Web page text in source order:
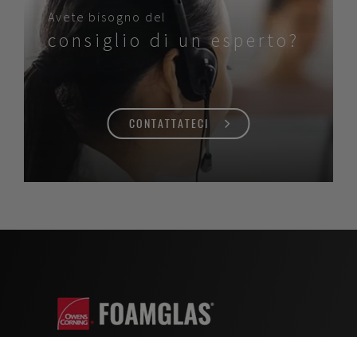
Avete bisogno del
consiglio di un esperto?
CONTATTATECI